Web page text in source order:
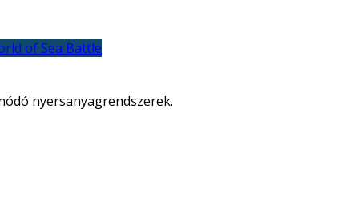
of Sea Battle
nyersanyagrendszerek.